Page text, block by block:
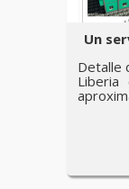
Un
Detalle
Liberia